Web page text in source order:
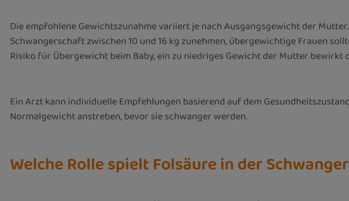
Die empfohlene Gewichtszunahme variiert je nach Ausgangsgewicht der
Schwangerschaft zwischen 10 und 16 kg zunehmen, übergewichtige Frauen
Risiko für Übergewicht beim Baby, ein zu niedriges Gewicht der Mutter bewirkt
Ein Arzt kann individuelle Empfehlungen basierend auf dem
Normalgewicht anstreben, bevor sie schwanger werden.
Welche Rolle spielt Folsäure in der